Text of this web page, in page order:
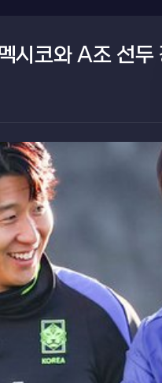
시코와 A조 선